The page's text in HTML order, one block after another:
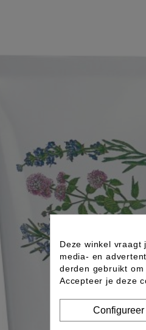
Deze winkel vraagt
media- en
derden gebruikt
Accepteer je deze
Configureer